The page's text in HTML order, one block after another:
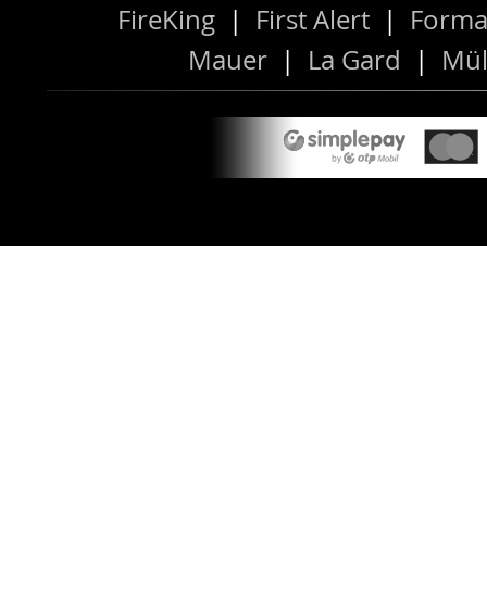
FireKing | First Alert |
Mauer | La Gard |